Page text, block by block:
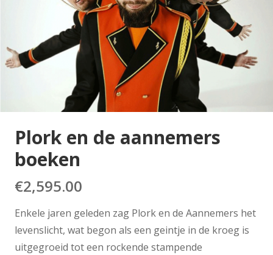
Plork en de aannemers
boeken
€2,595.00
Enkele jaren geleden zag Plork en de Aannemers het
levenslicht, wat begon als een geintje in de kroeg is
uitgegroeid tot een rockende stampende